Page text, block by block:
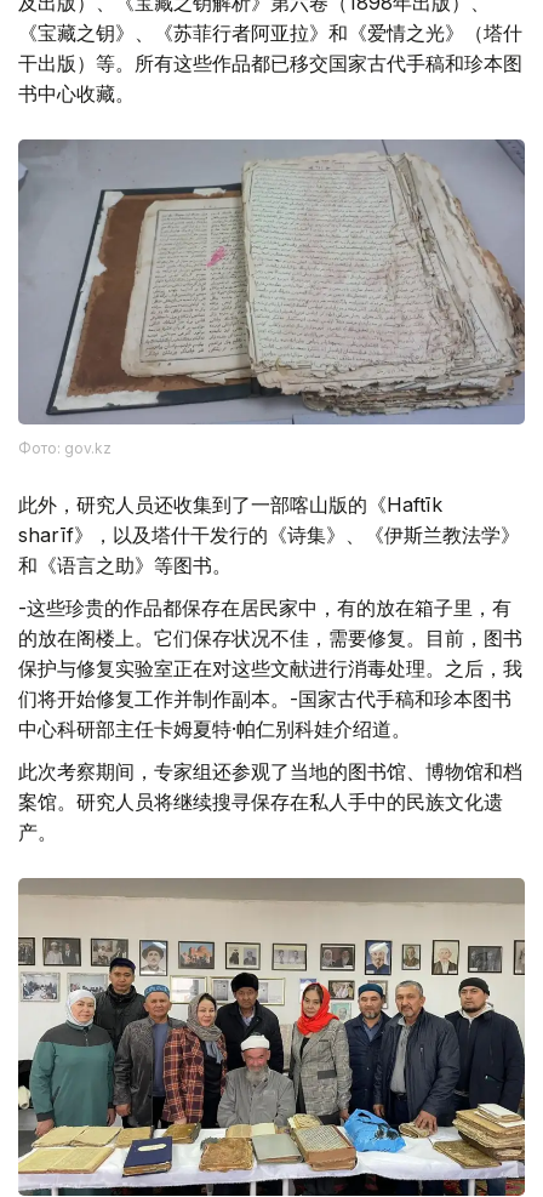
《宝藏之钥》、《苏菲行者阿亚拉》和《爱情之光》（塔什
干出版）等。所有这些作品都已移交国家古代手稿和珍本图
书中心收藏。
Фото: gov.kz
此外，研究人员还收集到了一部喀山版的《Haftīk
sharīf》，以及塔什干发行的《诗集》、《伊斯兰教法学》
和《语言之助》等图书。
-这些珍贵的作品都保存在居民家中，有的放在箱子里，有
的放在阁楼上。它们保存状况不佳，需要修复。目前，图书
保护与修复实验室正在对这些文献进行消毒处理。之后，我
们将开始修复工作并制作副本。-国家古代手稿和珍本图书
中心科研部主任卡姆夏特·帕仁别科娃介绍道。
此次考察期间，专家组还参观了当地的图书馆、博物馆和档
案馆。研究人员将继续搜寻保存在私人手中的民族文化遗
产。